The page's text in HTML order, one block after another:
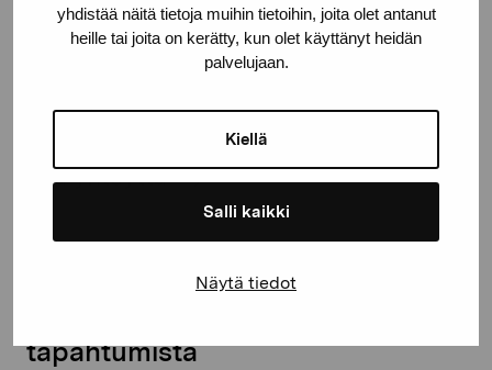
yhdistää näitä tietoja muihin tietoihin, joita olet antanut
heille tai joita on kerätty, kun olet käyttänyt heidän
palvelujaan.
Kiellä
Salli kaikki
Näytä tiedot
proartibus@proartibus.fi
+358 (0)50 371 6339
Ota yhteyttä
tapahtumista